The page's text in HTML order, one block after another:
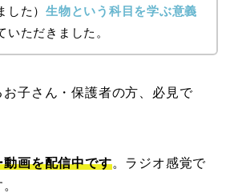
した）生物という科目を学ぶ意義
いただきました。
子さん・保護者の方、必見で
画を配信中です。ラジオ感覚で